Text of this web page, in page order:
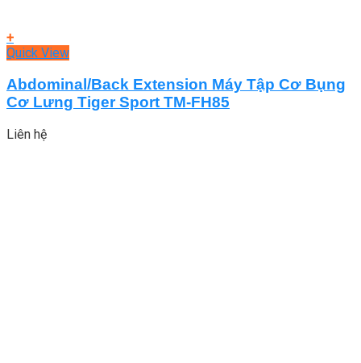
+
Quick View
Abdominal/Back Extension Máy Tập Cơ Bụng
Cơ Lưng Tiger Sport TM-FH85
Liên hệ